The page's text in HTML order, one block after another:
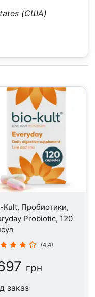
(США)
Kult, Пробиотики,
Probiotic, 120
(4.4)
грн
заказ